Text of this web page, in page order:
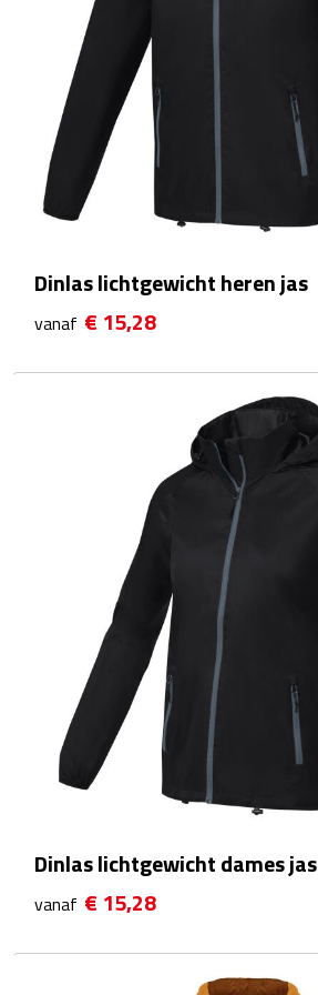
Matrozentassen
Reizen
Reisbekers
Opbergtasjes
Koffersloten
Bagageweegschalen
Bagageriemen
Paspoorthouders
Auto Accessoires
Auto luchtverfrissers
Auto onderhoud
Auto telefoonhouders
Dinlas lichtgewicht heren jas
vanaf € 15,28
Dinlas lichtgewicht dames jas
vanaf € 15,28